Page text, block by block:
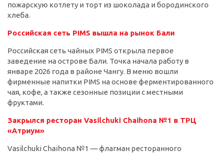
пожарскую котлету и торт из шоколада и бородинского
хлеба.
Российская сеть PIMS вышла на рынок Бали
Российская сеть чайных PIMS открыла первое
заведение на острове Бали. Точка начала работу в
январе 2026 года в районе Чангу. В меню вошли
фирменные напитки PIMS на основе ферментированного
чая, кофе, а также сезонные позиции с местными
фруктами.
Закрылся ресторан Vasilchuki Chaihona №1 в ТРЦ
«Атриум»
Vasilchuki Chaihona №1 — флагман ресторанного